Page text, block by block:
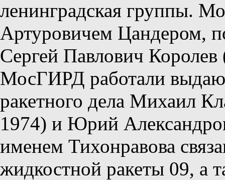
ленинградская группы.
Артуровичем Цандером,
Сергей Павлович
МосГИРД работали
ракетного дела Михаил
1974) и Юрий
именем Тихонравова
жидкостной ракеты 09, а